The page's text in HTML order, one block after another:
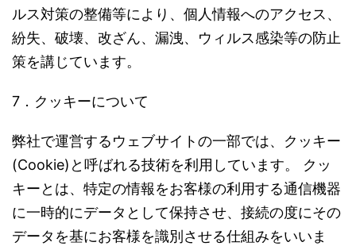
ルス対策の整備等により、個人情報へのアクセス、
紛失、破壊、改ざん、漏洩、ウィルス感染等の防止
策を講じています。
7．クッキーについて
弊社で運営するウェブサイトの一部では、クッキー
(Cookie)と呼ばれる技術を利用しています。 クッ
キーとは、特定の情報をお客様の利用する通信機器
に一時的にデータとして保持させ、接続の度にその
データを基にお客様を識別させる仕組みをいいま